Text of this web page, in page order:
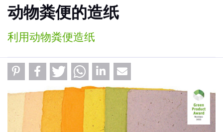
动物粪便的造纸
利用动物粪便造纸